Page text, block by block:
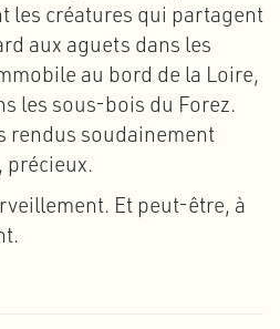
les créatures qui partagent
aux aguets dans les
au bord de la Loire,
les sous-bois du Forez.
rendus soudainement
précieux.
Et peut-être, à